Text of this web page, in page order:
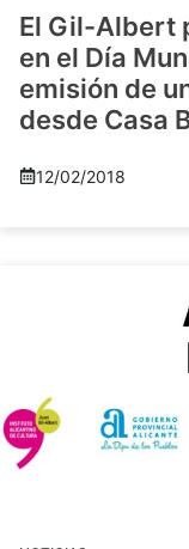
El Gil-Albert
en el Día
emisión de
desde Casa
12/02/2018